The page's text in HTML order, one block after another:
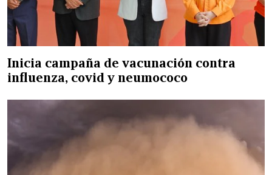
Inicia campaña de vacunación contra
influenza, covid y neumococo